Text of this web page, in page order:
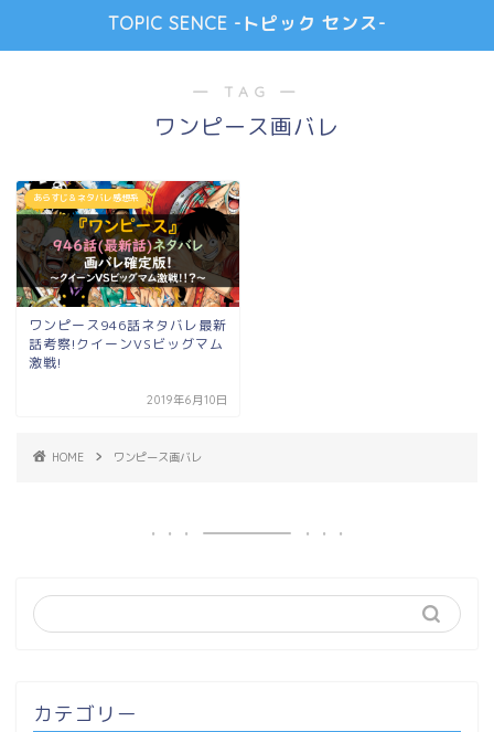
TOPIC SENCE -トピック センス-
― TAG ―
ワンピース画バレ
あらすじ＆ネタバレ感想系
ワンピース946話ネタバレ最新
話考察!クイーンVSビッグマム
激戦!
2019年6月10日
HOME ワンピース画バレ
カテゴリー